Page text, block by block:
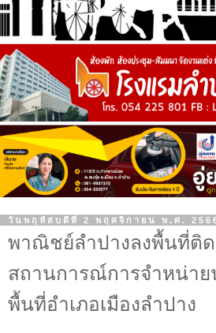
วันพฤหัสบดีที่ 2 พฤศจิกายน พ.ศ.
พาณิชย์ลำปางลงพื้นที่ติ
สถานการณ์การจำหน่าย
พื้นที่อำเภอเมืองลำปาง